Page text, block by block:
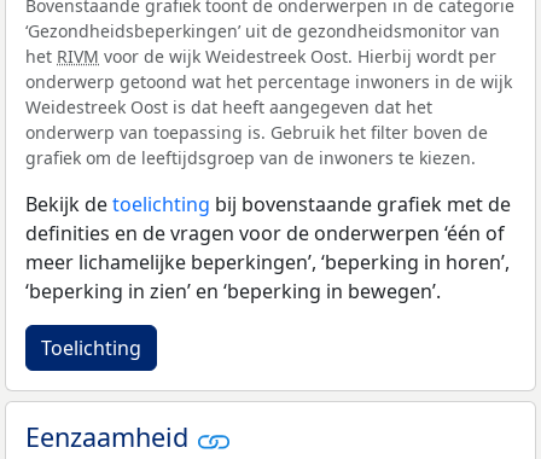
Bovenstaande grafiek toont de onderwerpen in de categorie
‘Gezondheidsbeperkingen’ uit de gezondheidsmonitor van
het RIVM voor de wijk Weidestreek Oost. Hierbij wordt per
onderwerp getoond wat het percentage inwoners in de wijk
Weidestreek Oost is dat heeft aangegeven dat het
onderwerp van toepassing is. Gebruik het filter boven de
grafiek om de leeftijdsgroep van de inwoners te kiezen.
Bekijk detoelichting bij bovenstaande grafiek met de
definities en de vragen voor de onderwerpen ‘één of
meer lichamelijke beperkingen’, ‘beperking in horen’,
‘beperking in zien’ en ‘beperking in bewegen’.
Toelichting
Eenzaamheid